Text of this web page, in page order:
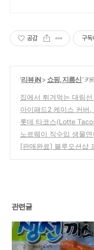
공감 구독
'리뷰 iN> 쇼핑, 지름신' 카
집에서 튀겨먹는 대림
에서 구입 시식기
(2)
아이패드2 케이스 커버,
(Smart Plus) & 정품 스
Cover) 구입 사용기
(0)
롯데 타코스(Lotte
멕시코 나쵸식 요리 스넥
노르웨이 직수입 생물
트에서 구입 시식기
(2)
[판매완료] 블루오션샵
관련글